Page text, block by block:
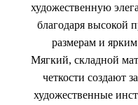
художественную
благодаря высокой
размерам и
Мягкий, складной
четкости создают
художественные